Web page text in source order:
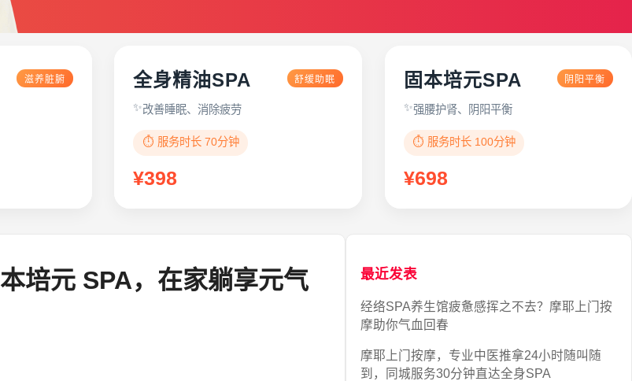
滋养脏腑 全身精油SPA 舒缓助眠
改善睡眠、消除疲劳
⏱️ 服务时长 70分钟
¥398
固本培元SPA 阴阳平衡
强腰护肾、阴阳平衡
⏱️ 服务时长 100分钟
¥698
培元 SPA，在家躺享元气
最近发表
经络SPA养生馆疲惫感挥之不去？摩耶上门按
摩助你气血回春
摩耶上门按摩，专业中医推拿24小时随叫随
到，同城服务30分钟直达全身SPA